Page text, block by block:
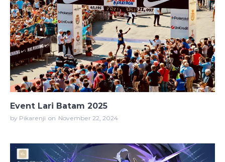
Event Lari Batam 2025
by Pikarenji on November 22, 2024